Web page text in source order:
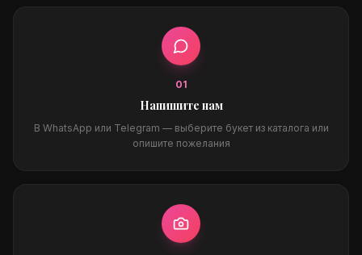
01
Напишите нам
В WhatsApp или Telegram — выберите букет из каталога или
опишите пожелания